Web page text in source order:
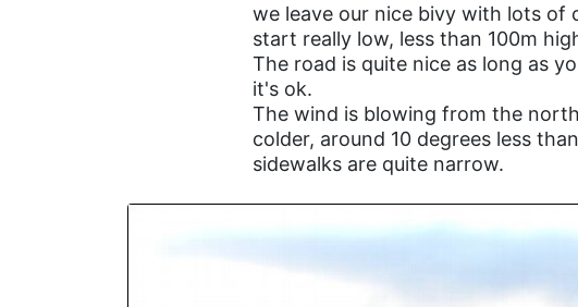
we leave our nice bivy with lots of
start really low, less than 100m
The road is quite nice as long as
it's ok.
The wind is blowing from the
colder, around 10 degrees less
sidewalks are quite narrow.